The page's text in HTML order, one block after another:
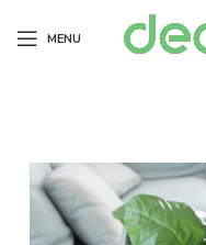
MENU